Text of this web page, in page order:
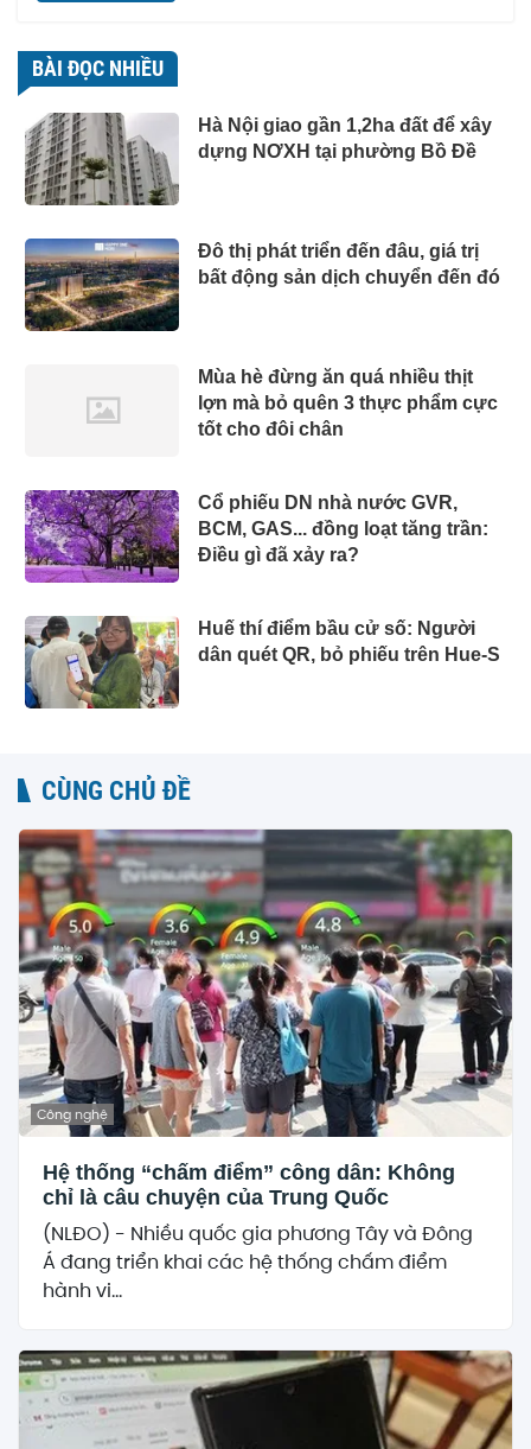
BÀI ĐỌC NHIỀU
Hà Nội giao gần 1,2ha đất để xây
dựng NƠXH tại phường Bồ Đề
Đô thị phát triển đến đâu, giá trị
bất động sản dịch chuyển đến đó
Mùa hè đừng ăn quá nhiều thịt
lợn mà bỏ quên 3 thực phẩm cực
tốt cho đôi chân
Cổ phiếu DN nhà nước GVR,
BCM, GAS... đồng loạt tăng trần:
Điều gì đã xảy ra?
Huế thí điểm bầu cử số: Người
dân quét QR, bỏ phiếu trên Hue-S
CÙNG CHỦ ĐỀ
Công nghệ
Hệ thống “chấm điểm” công dân: Không
chỉ là câu chuyện của Trung Quốc
(NLĐO) - Nhiều quốc gia phương Tây và Đông
Á đang triển khai các hệ thống chấm điểm
hành vi...